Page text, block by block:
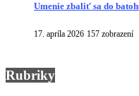
Umenie zbaliť sa do
17. apríla 2026 157 zobrazení
Rubriky